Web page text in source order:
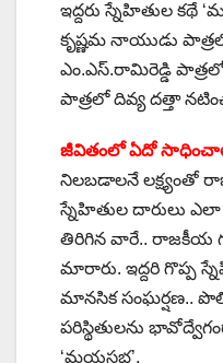
ఇద్దరు స్నేహితుల కథే
కృష్ణమ నాయుడు
ఎం.ఎస్.రామిరెడ్డి
పాత్రలో దివ్య దత్తా
జీవితంలో ఏదో
నిలబడాలనే లక్ష్యంతో
స్నేహితుల దారులు
తిరిగిన వారే.. రాజకీయ
మారారు. ఇద్దరి గొప్ప
మానసిక సంఘర్షణ..
పరిస్థితులను
‘మయసభ’.